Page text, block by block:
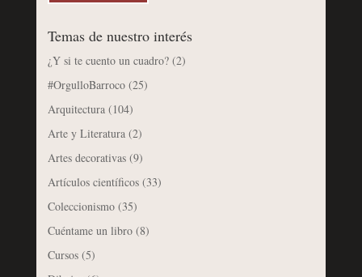
Temas de nuestro interés
¿Y si te cuento un cuadro?(2)
#OrgulloBarroco(25)
Arquitectura(104)
Arte y Literatura(2)
Artes decorativas(9)
Artículos científicos(33)
Coleccionismo(35)
Cuéntame un libro(8)
Cursos(5)